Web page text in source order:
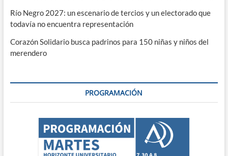
Río Negro 2027: un escenario de tercios y un electorado que
todavía no encuentra representación
Corazón Solidario busca padrinos para 150 niñas y niños del
merendero
PROGRAMACIÓN